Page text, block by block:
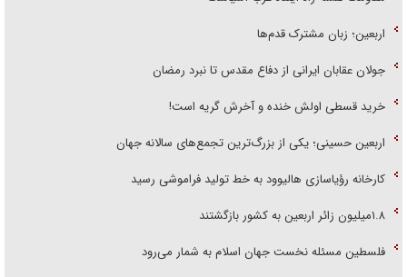
اربعین؛ زبان مشترک قدم‌ها
جولان عقابان ایرانی از دفاع مقدس تا نبرد رمضان
خرید قسطی اولش خنده و آخرش گریه است!
اربعین حسینی؛ یکی از بزرگ‌ترین تجمع‌های سالانه جهان
کارخانه رؤیاسازی هالیوود به خط تولید فراموشی رسید
۱.۸میلیون زائر اربعین به کشور بازگشتند
فلسطین مسئله نخست جهان اسلام به شمار می‌رود